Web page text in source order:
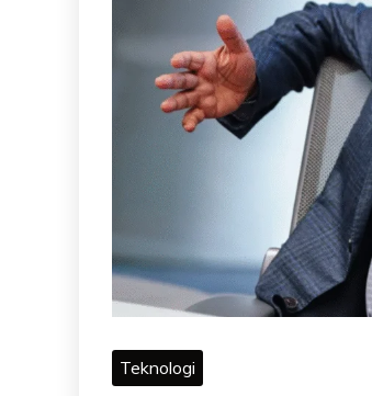
Teknologi